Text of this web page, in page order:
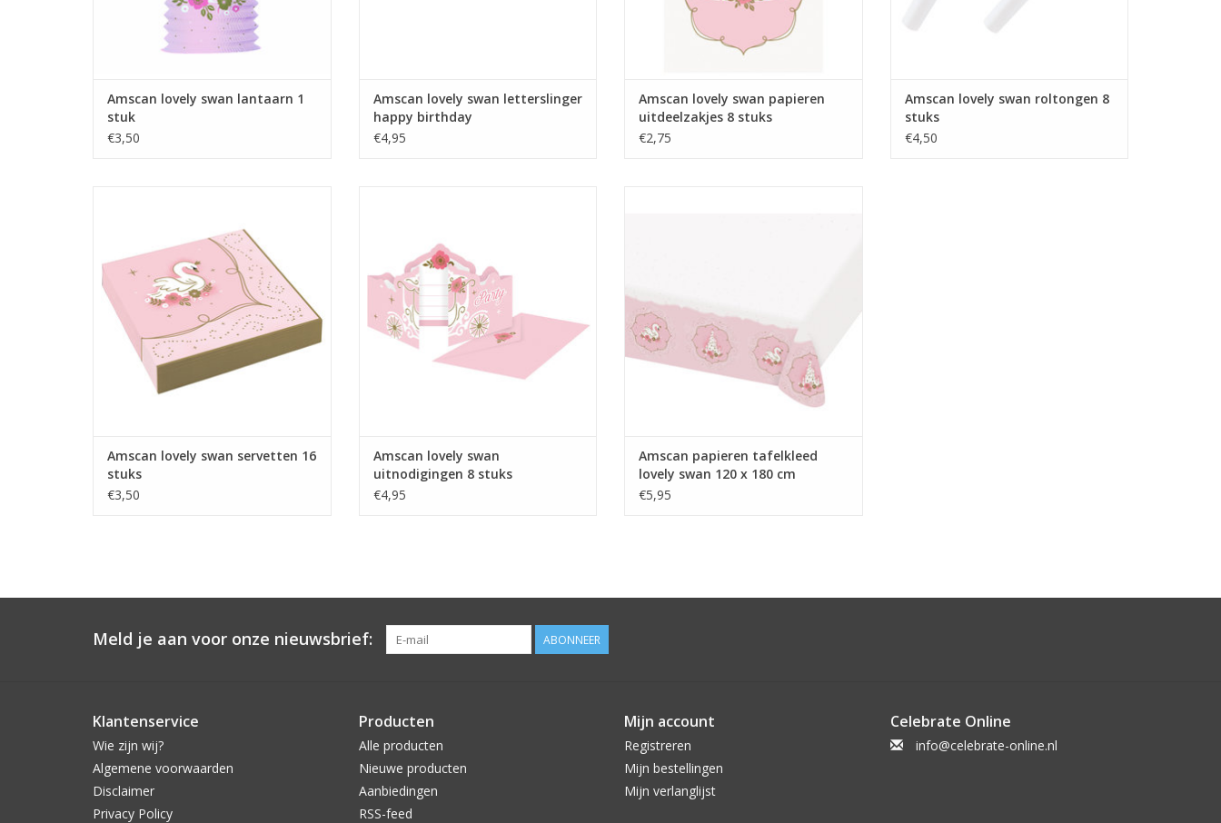
Amscan lovely swan lantaarn 1
stuk
€3,50
Amscan lovely swan letterslinger
happy birthday
€4,95
Amscan lovely swan papieren
uitdeelzakjes 8 stuks
€2,75
Amscan lovely swan roltongen 8
stuks
€4,50
Amscan lovely swan servetten 16
stuks
€3,50
Amscan lovely swan
uitnodigingen 8 stuks
€4,95
Amscan papieren tafelkleed
lovely swan 120 x 180 cm
€5,95
Meld je aan voor onze nieuwsbrief: ABONNEER
Klantenservice
Wie zijn wij?
Algemene voorwaarden
Disclaimer
Privacy Policy
Producten
Alle producten
Nieuwe producten
Aanbiedingen
RSS-feed
Mijn account
Registreren
Mijn bestellingen
Mijn verlanglijst
Celebrate Online
info@celebrate-online.nl